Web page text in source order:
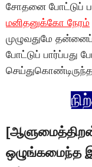
சோதனை போட்டுப்
மனிதனுக்கோ நேரம்
முழுவதுமே
போட்டுப் பார்ப்பது
ஒழுங்கமைந்த